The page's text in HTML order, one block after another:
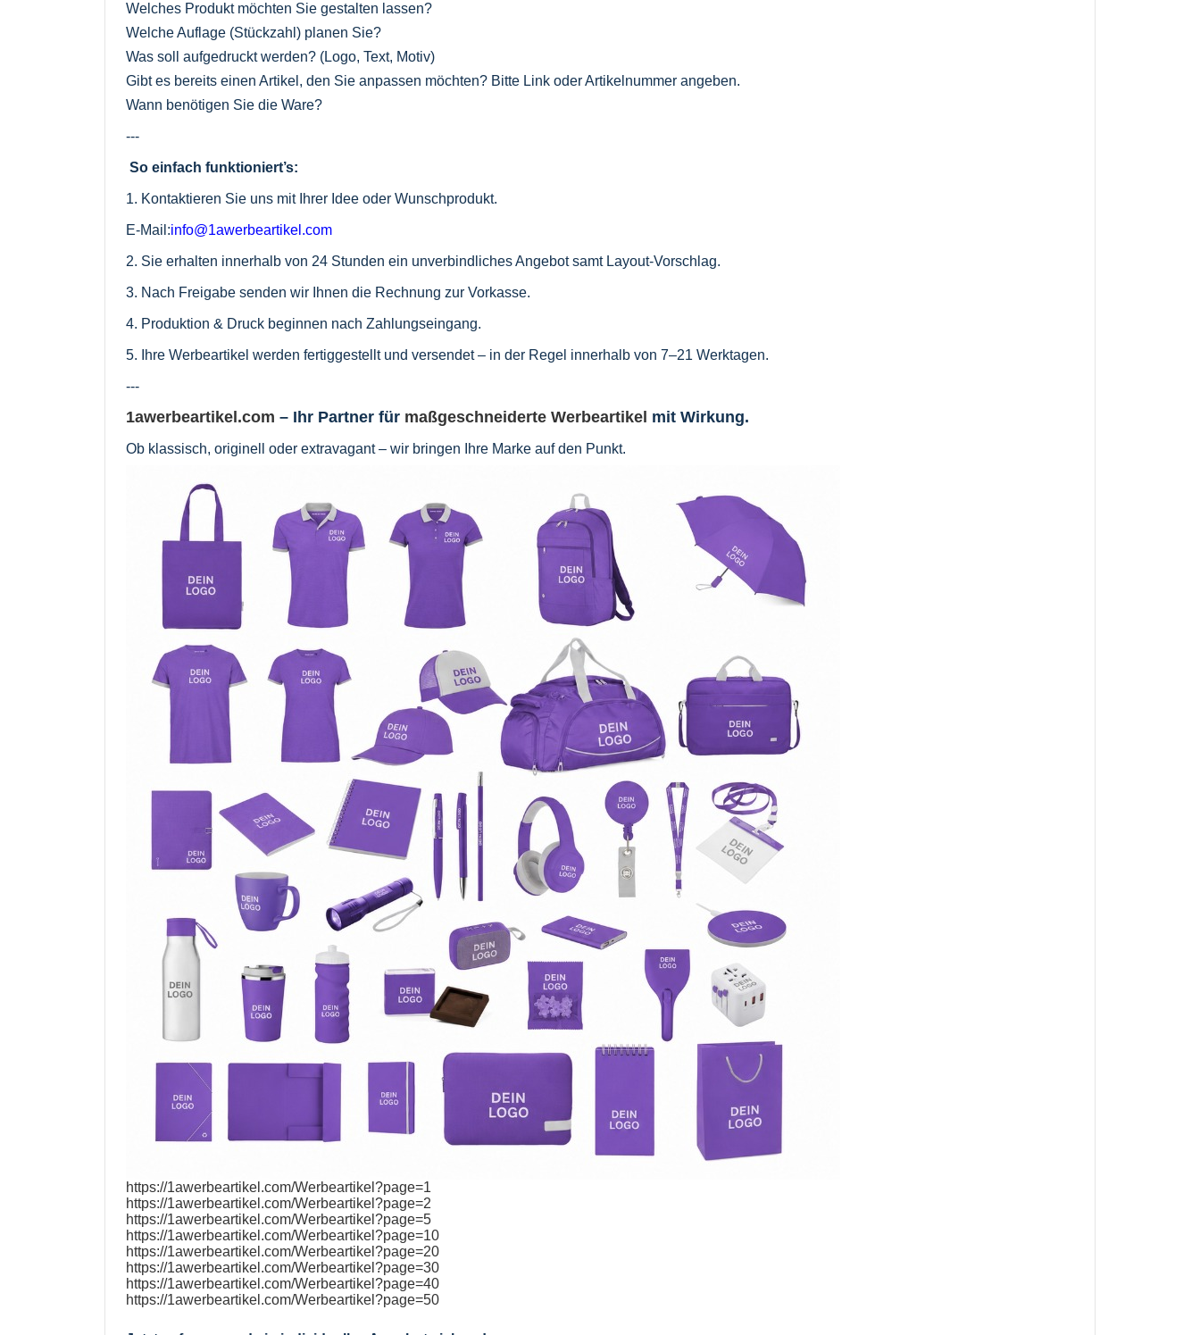
Welches Produkt möchten Sie gestalten lassen?
Welche Auflage (Stückzahl) planen Sie?
Was soll aufgedruckt werden? (Logo, Text, Motiv)
Gibt es bereits einen Artikel, den Sie anpassen möchten? Bitte Link oder Artikelnummer angeben.
Wann benötigen Sie die Ware?
---
So einfach funktioniert’s:
1. Kontaktieren Sie uns mit Ihrer Idee oder Wunschprodukt.
E-Mail:info@1awerbeartikel.com
2. Sie erhalten innerhalb von 24 Stunden ein unverbindliches Angebot samt Layout-Vorschlag.
3. Nach Freigabe senden wir Ihnen die Rechnung zur Vorkasse.
4. Produktion & Druck beginnen nach Zahlungseingang.
5. Ihre Werbeartikel werden fertiggestellt und versendet – in der Regel innerhalb von 7–21 Werktagen.
---
1awerbeartikel.com – Ihr Partner für maßgeschneiderte Werbeartikel mit Wirkung.
Ob klassisch, originell oder extravagant – wir bringen Ihre Marke auf den Punkt.
https://1awerbeartikel.com/Werbeartikel?page=1
https://1awerbeartikel.com/Werbeartikel?page=2
https://1awerbeartikel.com/Werbeartikel?page=5
https://1awerbeartikel.com/Werbeartikel?page=10
https://1awerbeartikel.com/Werbeartikel?page=20
https://1awerbeartikel.com/Werbeartikel?page=30
https://1awerbeartikel.com/Werbeartikel?page=40
https://1awerbeartikel.com/Werbeartikel?page=50